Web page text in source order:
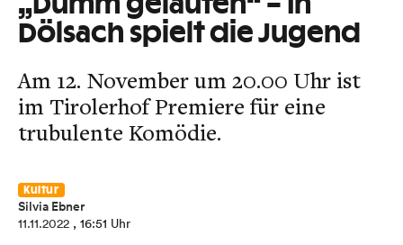
„Dumm gelaufen“ – In
Dölsach spielt die Jugend
Am 12. November um 20.00 Uhr ist
im Tirolerhof Premiere für eine
trubulente Komödie.
Kultur
Silvia Ebner
11.11.2022 , 16:51 Uhr